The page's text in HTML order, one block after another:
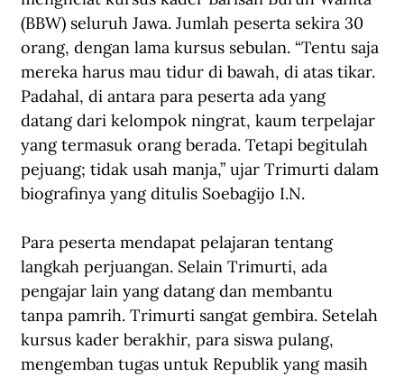
(BBW) seluruh Jawa. Jumlah peserta sekira 30
orang, dengan lama kursus sebulan. “Tentu saja
mereka harus mau tidur di bawah, di atas tikar.
Padahal, di antara para peserta ada yang
datang dari kelompok ningrat, kaum terpelajar
yang termasuk orang berada. Tetapi begitulah
pejuang; tidak usah manja,” ujar Trimurti dalam
biografinya yang ditulis Soebagijo I.N.
Para peserta mendapat pelajaran tentang
langkah perjuangan. Selain Trimurti, ada
pengajar lain yang datang dan membantu
tanpa pamrih. Trimurti sangat gembira. Setelah
kursus kader berakhir, para siswa pulang,
mengemban tugas untuk Republik yang masih